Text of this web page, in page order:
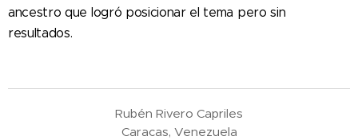
ancestro que logró posicionar el tema pero sin
resultados.
Rubén Rivero Capriles
Caracas, Venezuela